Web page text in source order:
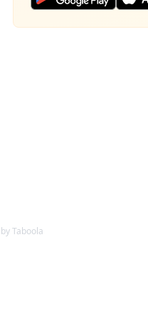
by Taboola